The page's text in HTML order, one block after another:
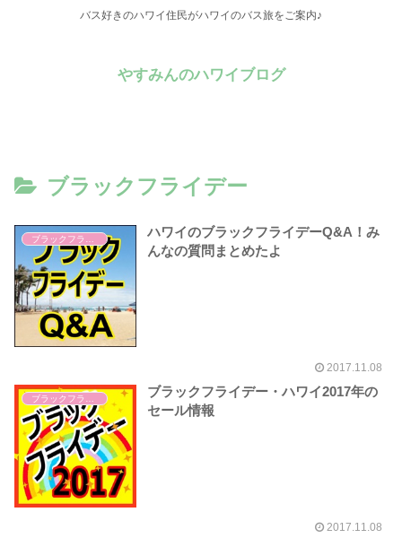
バス好きのハワイ住民がハワイのバス旅をご案内♪
やすみんのハワイブログ
ブラックフライデー
ハワイのブラックフライデーQ&A！み
んなの質問まとめたよ
2017.11.08
ブラックフライデー
ブラックフライデー・ハワイ2017年の
セール情報
2017.11.08